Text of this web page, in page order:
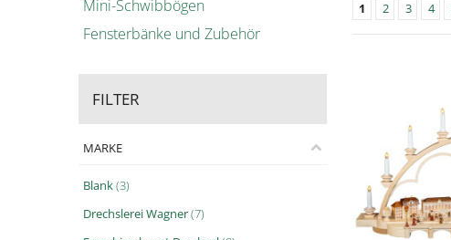
Mini-Schwibbögen
Fensterbänke und Zubehör
FILTER
MARKE
Blank(3)
Drechslerei Wagner(7)
1
2 3 4